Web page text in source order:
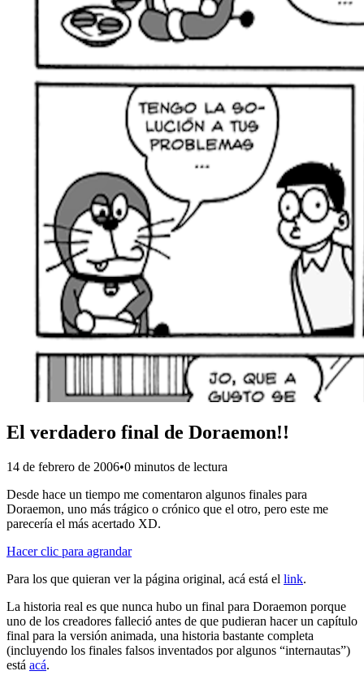
El verdadero final de Doraemon!!
14 de febrero de 2006•0 minutos de lectura
Desde hace un tiempo me comentaron algunos finales para
Doraemon, uno más trágico o crónico que el otro, pero este me
parecería el más acertado XD.
Hacer clic para agrandar
Para los que quieran ver la página original, acá está el link.
La historia real es que nunca hubo un final para Doraemon porque
uno de los creadores falleció antes de que pudieran hacer un capítulo
final para la versión animada, una historia bastante completa
(incluyendo los finales falsos inventados por algunos “internautas”)
está acá.